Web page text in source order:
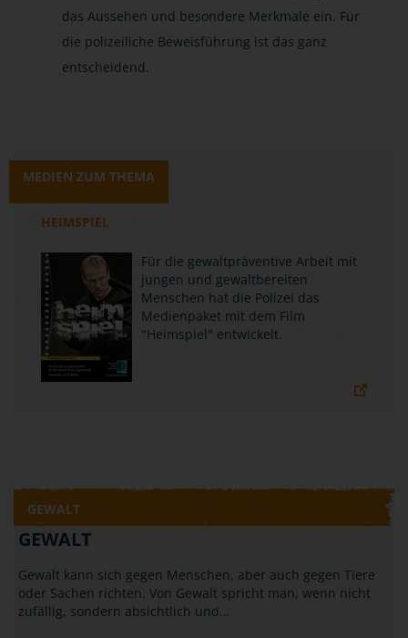
das Aussehen und besondere Merkmale ein. Für
die polizeiliche Beweisführung ist das ganz
entscheidend.
MEDIEN ZUM THEMA
HEIMSPIEL
Für die gewaltpräventive Arbeit mit
jungen und gewaltbereiten
Menschen hat die Polizei das
Medienpaket mit dem Film
"Heimspiel" entwickelt.
GEWALT
GEWALT
Gewalt kann sich gegen Menschen, aber auch gegen Tiere
oder Sachen richten. Von Gewalt spricht man, wenn nicht
zufällig, sondern absichtlich und…